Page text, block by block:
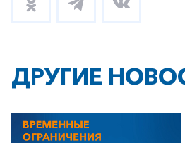
ДРУГИЕ